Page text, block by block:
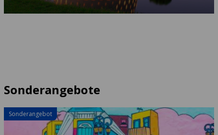
Sonderangebote
Sonderangebot